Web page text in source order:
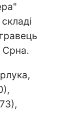
Срна.